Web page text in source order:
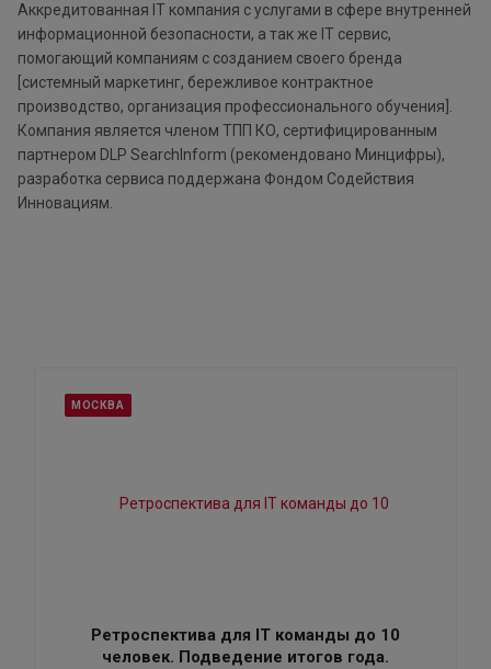
Аккредитованная IT компания c услугами в сфере внутренней
информационной безопасности, а так же IT сервис,
помогающий компаниям с созданием своего бренда
[системный маркетинг, бережливое контрактное
производство, организация профессионального обучения].
Компания является членом ТПП КО, сертифицированным
партнером DLP SearchInform (рекомендовано Минцифры),
разработка сервиса поддержана Фондом Содействия
Инновациям.
МОСКВА
Ретроспектива для IT команды до 10
человек. Подведение итогов года.